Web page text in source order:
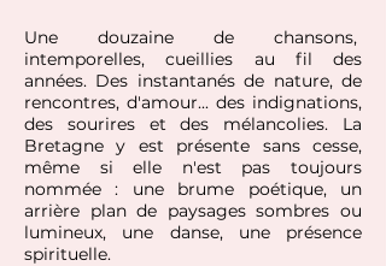
Une douzaine de chansons,
intemporelles, cueillies au fil des
années. Des instantanés de nature, de
rencontres, d'amour... des indignations,
des sourires et des mélancolies. La
Bretagne y est présente sans cesse,
même si elle n'est pas toujours
nommée : une brume poétique, un
arrière plan de paysages sombres ou
lumineux, une danse, une présence
spirituelle.